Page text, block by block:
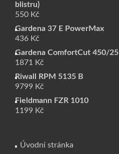
blistru)
550 Kč
Gardena 37 E PowerMax
436 Kč
Gardena ComfortCut 450/25
1871
Kč
Riwall RPM 5135 B
9799 Kč
Fieldmann FZR 1010
1199 Kč
Úvodní stránka